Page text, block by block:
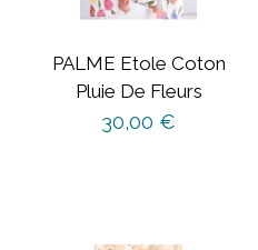
PALME Etole Coton
Pluie De Fleurs
30,00 €